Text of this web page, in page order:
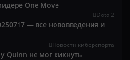
One Move
Dota 2
— все нововведения и
Новости киберспорта
Quinn не мог кикнуть